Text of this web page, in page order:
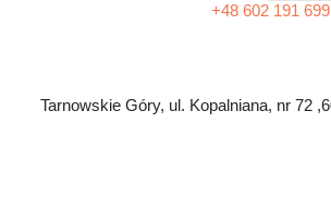
+48 602 191 699